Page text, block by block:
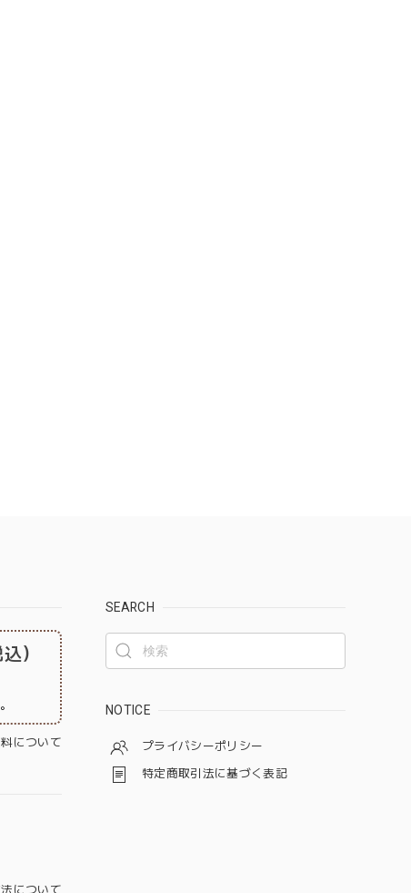
）
について
について
SEARCH
NOTICE
プライバシーポリシー
特定商取引法に基づく表記